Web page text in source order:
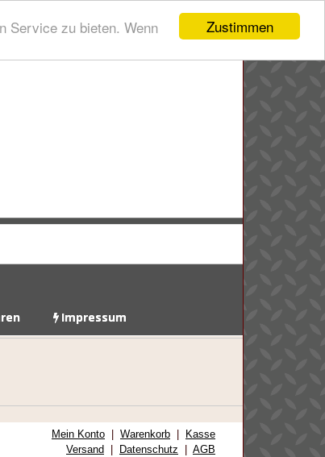
Zustimmen
Service zu bieten. Wenn
Impressum
Mein Konto Warenkorb
Kasse
Versand
Datenschutz AGB